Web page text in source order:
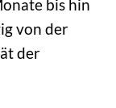
bis hin
von der
der